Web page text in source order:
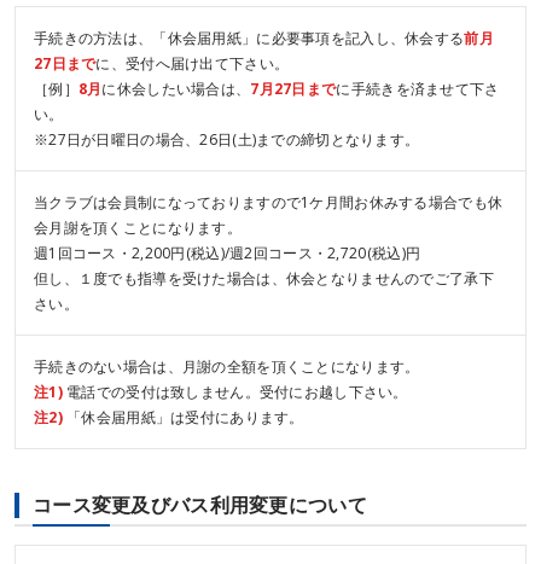
手続きの方法は、「休会届用紙」に必要事項を記入し、休会する前月
27日までに、受付へ届け出て下さい。
［例］ 8月に休会したい場合は、 7月27日までに手続きを済ませて下さ
い。
※27日が日曜日の場合、26日(土)までの締切となります。
当クラブは会員制になっておりますので1ケ月間お休みする場合でも休
会月謝を頂くことになります。
週1回コース・2,200円(税込)/週2回コース・2,720(税込)円
但し、１度でも指導を受けた場合は、休会となりませんのでご了承下
さい。
手続きのない場合は、月謝の全額を頂くことになります。
注1) 電話での受付は致しません。受付にお越し下さい。
注2) 「休会届用紙」は受付にあります。
コース変更及びバス利用変更について